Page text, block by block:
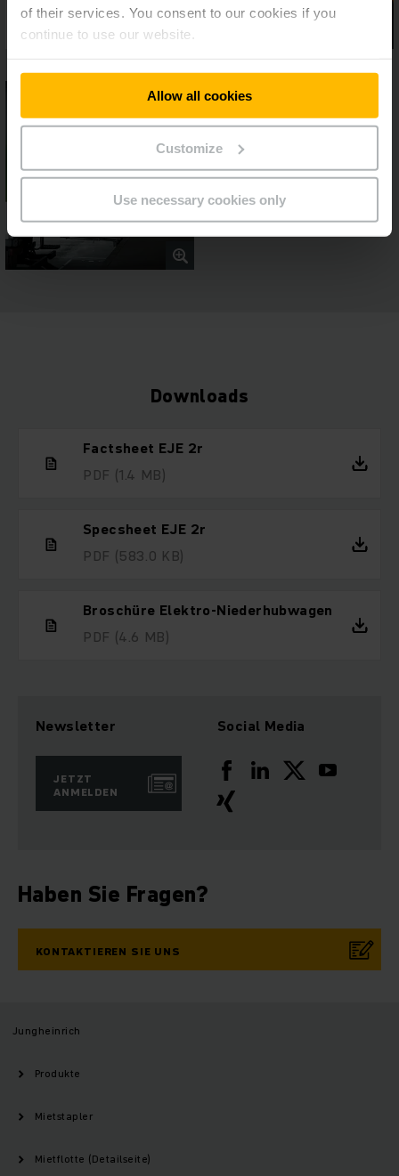
of their services. You consent to our cookies if you
continue to use our website.
Allow all cookies
Customize
Use necessary cookies only
Downloads
Factsheet EJE 2r
PDF (1.4 MB)
Specsheet EJE 2r
PDF (583.0 KB)
Broschüre Elektro-Niederhubwagen
PDF (4.6 MB)
Newsletter
JETZT
ANMELDEN
Social Media
Haben Sie Fragen?
KONTAKTIEREN SIE UNS
Jungheinrich
Produkte
Mietstapler
Mietflotte (Detailseite)